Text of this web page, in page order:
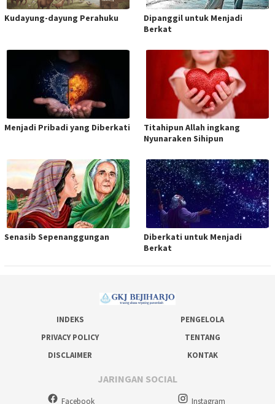
Kudayung-dayung Perahuku
Dipanggil untuk Menjadi
Berkat
Menjadi Pribadi yang Diberkati
Titahipun Allah ingkang
Nyunaraken Sihipun
Senasib Sepenanggungan
Diberkati untuk Menjadi
Berkat
INDEKS
PENGELOLA
PRIVACY POLICY
TENTANG
DISCLAIMER
KONTAK
JARINGAN SOCIAL
Facebook Instagram